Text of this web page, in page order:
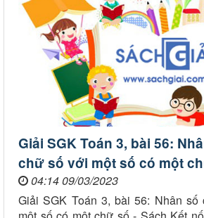
Giải SGK Toán 3, bài 56:
chữ số với một số có một
04:14 09/03/2023
Giải SGK Toán 3, bài 56: Nhân